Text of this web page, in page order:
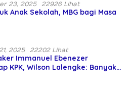
23, 2025 22926 Lihat
Anak Sekolah, MBG bagi Masa
2025 22202 Lihat
Immanuel Ebenezer
KPK, Wilson Lalengke: Banyak